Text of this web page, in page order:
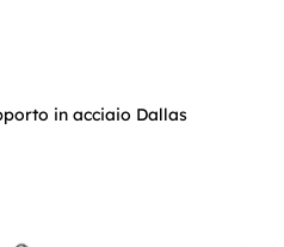
in acciaio Dallas